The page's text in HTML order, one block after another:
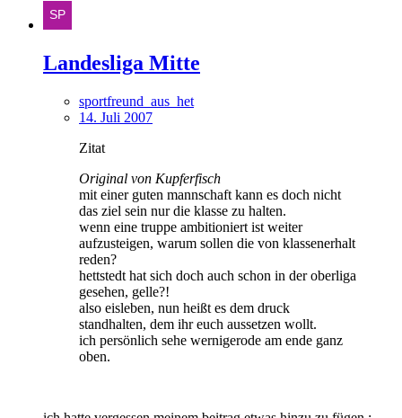
Landesliga Mitte
sportfreund_aus_het
14. Juli 2007
Zitat
Original von Kupferfisch
mit einer guten mannschaft kann es doch nicht
das ziel sein nur die klasse zu halten.
wenn eine truppe ambitioniert ist weiter
aufzusteigen, warum sollen die von klassenerhalt
reden?
hettstedt hat sich doch auch schon in der oberliga
gesehen, gelle?!
also eisleben, nun heißt es dem druck
standhalten, dem ihr euch aussetzen wollt.
ich persönlich sehe wernigerode am ende ganz
oben.